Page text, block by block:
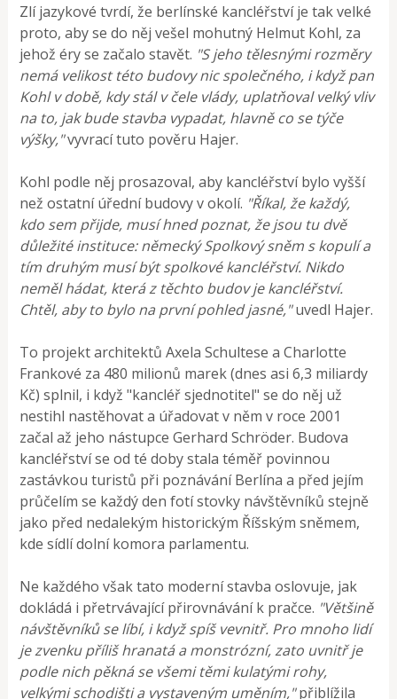
Zlí jazykové tvrdí, že berlínské kancléřství je tak velké
proto, aby se do něj vešel mohutný Helmut Kohl, za
jehož éry se začalo stavět. "S jeho tělesnými rozměry
nemá velikost této budovy nic společného, i když pan
Kohl v době, kdy stál v čele vlády, uplatňoval velký vliv
na to, jak bude stavba vypadat, hlavně co se týče
výšky,"vyvrací tuto pověru Hajer.
Kohl podle něj prosazoval, aby kancléřství bylo vyšší
než ostatní úřední budovy v okolí. "Říkal, že každý,
kdo sem přijde, musí hned poznat, že jsou tu dvě
důležité instituce: německý Spolkový sněm s kopulí a
tím druhým musí být spolkové kancléřství. Nikdo
neměl hádat, která z těchto budov je kancléřství.
Chtěl, aby to bylo na první pohled jasné,"uvedl Hajer.
To projekt architektů Axela Schultese a Charlotte
Frankové za 480 milionů marek (dnes asi 6,3 miliardy
Kč) splnil, i když "kancléř sjednotitel" se do něj už
nestihl nastěhovat a úřadovat v něm v roce 2001
začal až jeho nástupce Gerhard Schröder. Budova
kancléřství se od té doby stala téměř povinnou
zastávkou turistů při poznávání Berlína a před jejím
průčelím se každý den fotí stovky návštěvníků stejně
jako před nedalekým historickým Říšským sněmem,
kde sídlí dolní komora parlamentu.
Ne každého však tato moderní stavba oslovuje, jak
dokládá i přetrvávající přirovnávání k pračce. "Většině
návštěvníků se líbí, i když spíš vevnitř. Pro mnoho lidí
je zvenku příliš hranatá a monstrózní, zato uvnitř je
podle nich pěkná se všemi těmi kulatými rohy,
velkými schodišti a vystaveným uměním,"přiblížila